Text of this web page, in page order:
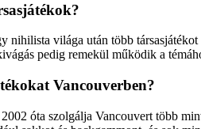
nihilista világa után több
pedig remekül működik a
Vancouverben?
óta szolgálja Vancouvert több